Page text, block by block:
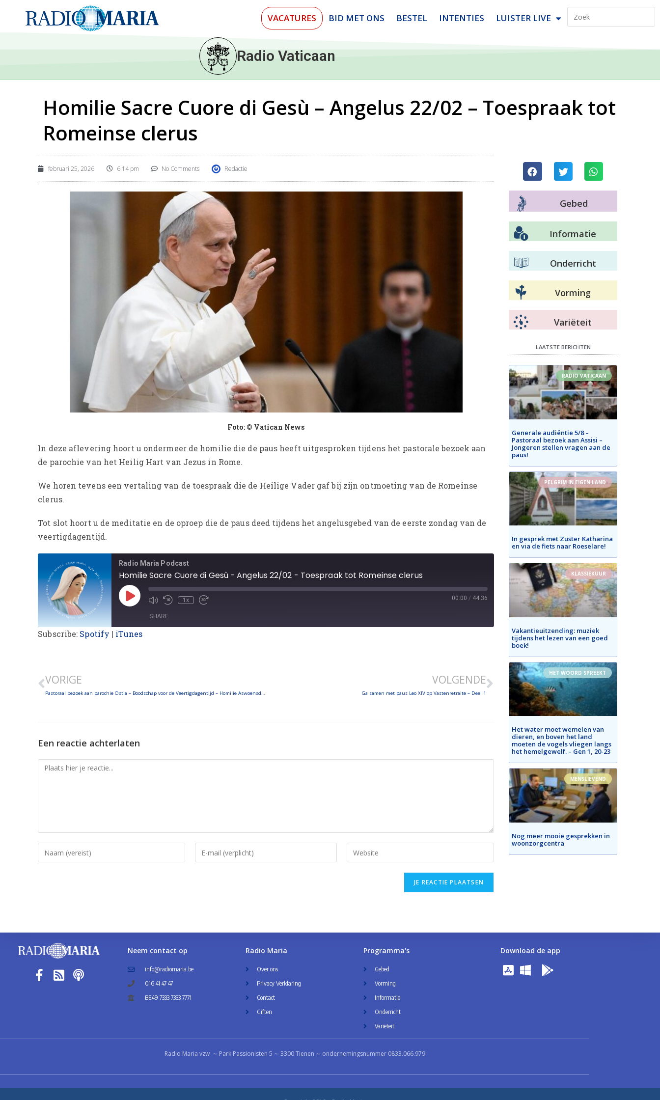
VACATURES BID MET ONS BESTEL INTENTIES LUISTER LIVE
Radio Vaticaan
Homilie Sacre Cuore di Gesù – Angelus 22/02 – Toespraak tot
Romeinse clerus
februari 25, 2026 6:14 pm No Comments Redactie
Foto: © Vatican News
In deze aflevering hoort u ondermeer de homilie die de paus heeft uitgesproken tijdens het pastorale bezoek aan
de parochie van het Heilig Hart van Jezus in Rome.
We horen tevens een vertaling van de toespraak die de Heilige Vader gaf bij zijn ontmoeting van de Romeinse
clerus.
Tot slot hoort u de meditatie en de oproep die de paus deed tijdens het angelusgebed van de eerste zondag van de
veertigdagentijd.
Radio Maria Podcast
Homilie Sacre Cuore di Gesù - Angelus 22/02 - Toespraak tot Romeinse clerus
1x 00:00 / 44:36
SHARE
Subscribe: Spotify | iTunes
VORIGE
Pastoraal bezoek aan parochie Ostia – Boodschap voor de Veertigdagentijd – Homilie Aswoensdag
VOLGENDE
Ga samen met paus Leo XIV op Vastenretraite – Deel 1
Een reactie achterlaten
Gebed
Informatie
Onderricht
Vorming
Variëteit
LAATSTE BERICHTEN
RADIO VATICAAN
Generale audiëntie 5/8 –
Pastoraal bezoek aan Assisi –
Jongeren stellen vragen aan de
paus!
PELGRIM IN EIGEN LAND
In gesprek met Zuster Katharina
en via de fiets naar Roeselare!
KLASSIEKUUR
Vakantieuitzending: muziek
tijdens het lezen van een goed
boek!
HET WOORD SPREEKT
Het water moet wemelen van
dieren, en boven het land
moeten de vogels vliegen langs
het hemelgewelf. – Gen 1, 20-23
MENSLIEVEND
Nog meer mooie gesprekken in
woonzorgcentra
Neem contact op
info@radiomaria.be
016 41 47 47
BE49 7333 7333 7771
Radio Maria
Over ons
Privacy Verklaring
Contact
Giften
Programma's
Gebed
Vorming
Informatie
Onderricht
Variëteit
Download de app
Radio Maria vzw ∼ Park Passionisten 5 ∼ 3300 Tienen ∼ ondernemingsnummer 0833.066.979